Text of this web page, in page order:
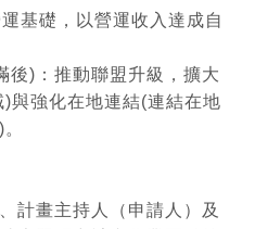
基礎，以營運收入達成自
)：推動聯盟升級，擴大
與強化在地連結(連結在地
計畫主持人（申請人）及